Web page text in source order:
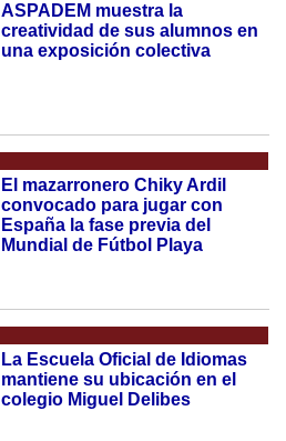
ASPADEM muestra la
creatividad de sus alumnos en
una exposición colectiva
El mazarronero Chiky Ardil
convocado para jugar con
España la fase previa del
Mundial de Fútbol Playa
La Escuela Oficial de Idiomas
mantiene su ubicación en el
colegio Miguel Delibes